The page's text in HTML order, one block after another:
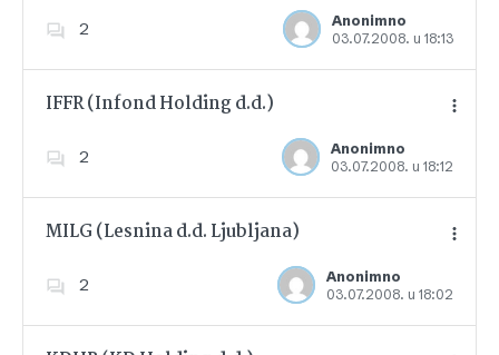
2
Anonimno
03.07.2008. u 18:13
Dodajte u favorite
IFFR (Infond Holding d.d.)
2
Anonimno
03.07.2008. u 18:12
Dodajte u favorite
MILG (Lesnina d.d. Ljubljana)
2
Anonimno
03.07.2008. u 18:02
Dodajte u favorite